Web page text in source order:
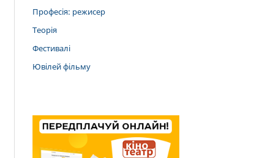
Професія: режисер
Теорія
Фестивалі
Ювілей фільму